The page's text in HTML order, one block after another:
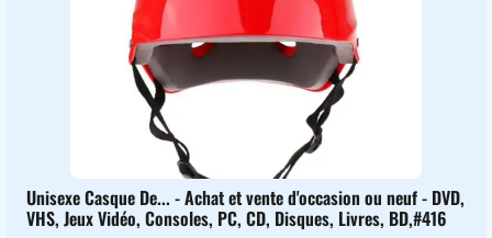
Unisexe Casque De... - Achat et vente d'occasion ou neuf - DVD,
VHS, Jeux Vidéo, Consoles, PC, CD, Disques, Livres, BD,#416